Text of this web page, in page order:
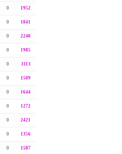
0 1952
0 1841
0 2240
0 1985
0 3113
0 1509
0 1644
0 1272
0 2421
0 1356
0 1587